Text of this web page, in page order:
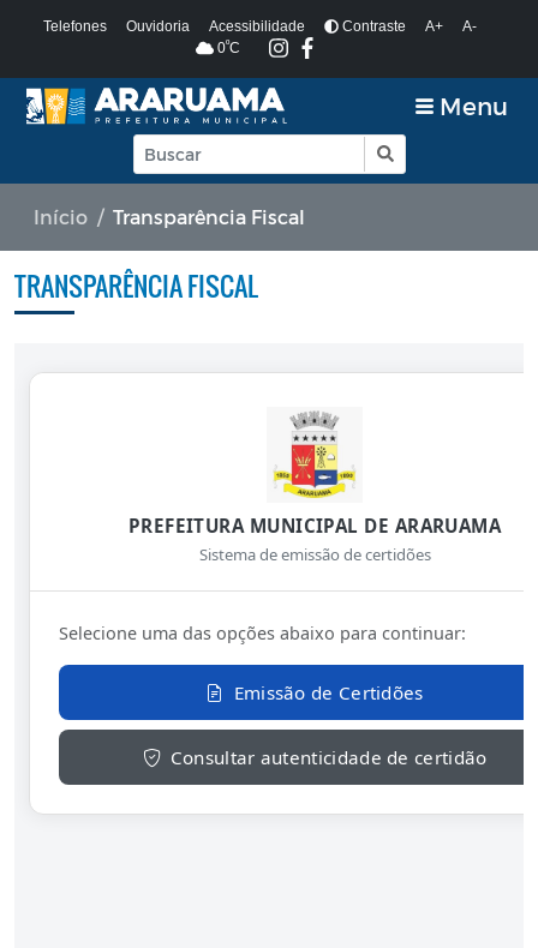
Telefones Ouvidoria Acessibilidade Contraste A+
A-
0ºC
Menu
Início Transparência Fiscal
TRANSPARÊNCIA FISCAL